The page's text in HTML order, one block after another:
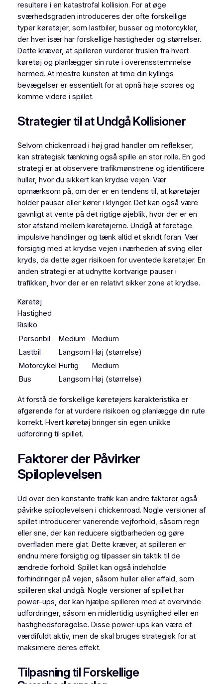
resultere i en katastrofal kollision. For at øge
sværhedsgraden introduceres der ofte forskellige
typer køretøjer, som lastbiler, busser og motorcykler,
der hver især har forskellige hastigheder og størrelser.
Dette kræver, at spilleren vurderer truslen fra hvert
køretøj og planlægger sin rute i overensstemmelse
hermed. At mestre kunsten at time din kyllings
bevægelser er essentielt for at opnå høje scores og
komme videre i spillet.
Strategier til at Undgå Kollisioner
Selvom chickenroad i høj grad handler om reflekser,
kan strategisk tænkning også spille en stor rolle. En god
strategi er at observere trafikmønstrene og identificere
huller, hvor du sikkert kan krydse vejen. Vær
opmærksom på, om der er en tendens til, at køretøjer
holder pauser eller kører i klynger. Det kan også være
gavnligt at vente på det rigtige øjeblik, hvor der er en
stor afstand mellem køretøjerne. Undgå at foretage
impulsive handlinger og tænk altid et skridt foran. Vær
forsigtig med at krydse vejen i nærheden af sving eller
kryds, da dette øger risikoen for uventede køretøjer. En
anden strategi er at udnytte kortvarige pauser i
trafikken, hvor der er en relativt sikker zone at krydse.
Køretøj
Hastighed
Risiko
Personbil
Medium
Medium
Lastbil
Langsom Høj (størrelse)
Motorcykel Hurtig
Medium
Bus
Langsom Høj (størrelse)
At forstå de forskellige køretøjers karakteristika er
afgørende for at vurdere risikoen og planlægge din rute
korrekt. Hvert køretøj bringer sin egen unikke
udfordring til spillet.
Faktorer der Påvirker
Spiloplevelsen
Ud over den konstante trafik kan andre faktorer også
påvirke spiloplevelsen i chickenroad. Nogle versioner af
spillet introducerer varierende vejforhold, såsom regn
eller sne, der kan reducere sigtbarheden og gøre
overfladen mere glat. Dette kræver, at spilleren er
endnu mere forsigtig og tilpasser sin taktik til de
ændrede forhold. Spillet kan også indeholde
forhindringer på vejen, såsom huller eller affald, som
spilleren skal undgå. Nogle versioner af spillet har
power-ups, der kan hjælpe spilleren med at overvinde
udfordringer, såsom en midlertidig usynlighed eller en
hastighedsforøgelse. Disse power-ups kan være et
værdifuldt aktiv, men de skal bruges strategisk for at
maksimere deres effekt.
Tilpasning til Forskellige